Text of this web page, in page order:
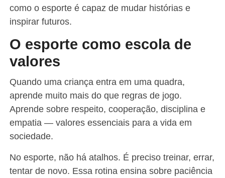
como o esporte é capaz de mudar histórias e
inspirar futuros.
O esporte como escola de
valores
Quando uma criança entra em uma quadra,
aprende muito mais do que regras de jogo.
Aprende sobre respeito, cooperação, disciplina e
empatia — valores essenciais para a vida em
sociedade.
No esporte, não há atalhos. É preciso treinar, errar,
tentar de novo. Essa rotina ensina sobre paciência